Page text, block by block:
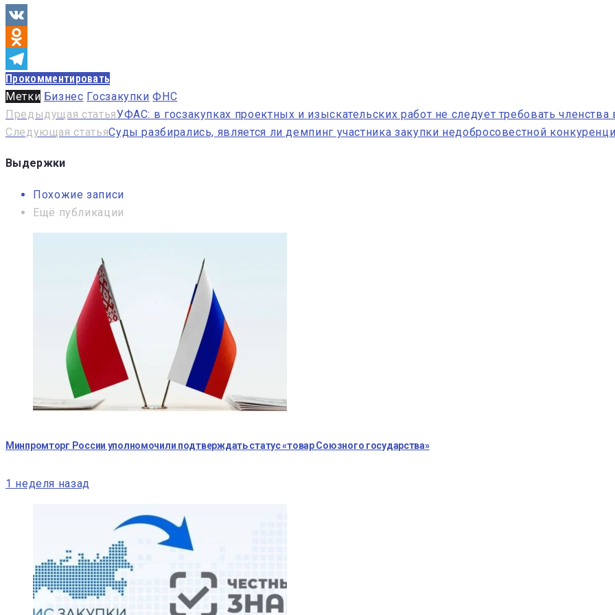
VK
Odnoklassniki
Telegram
Прокомментировать
Метки Бизнес Госзакупки ФНС
Навигация
по
записям
Предыдущая статьяУФАС: в госзакупках проектных и изыскательских работ не следует требовать
Следующая статьяСуды разбирались, является ли демпинг участника закупки недобросовестной
Выдержки
Похожие записи
Ещё публикации
Минпромторг России уполномочили подтверждать статус «товар Союзного государства»
1 неделя назад